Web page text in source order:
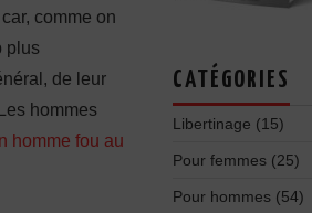
comme on
plus
de leur
hommes
homme fou au
CATÉGORIES
Libertinage (15)
Pour femmes (25)
Pour hommes (54)